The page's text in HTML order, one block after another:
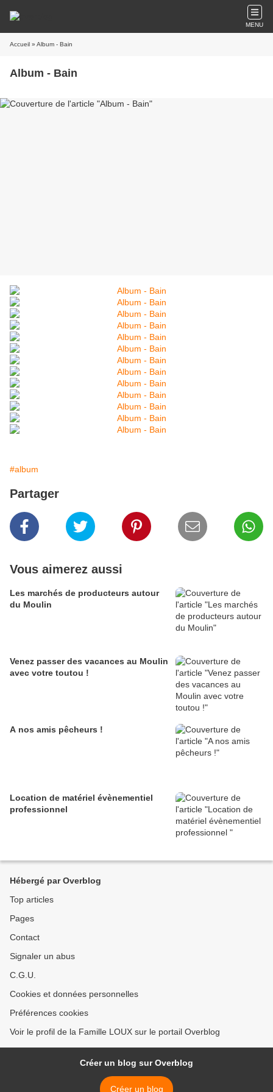
MENU
Accueil » Album - Bain
Album - Bain
#album
Partager
Vous aimerez aussi
Les marchés de producteurs autour
du Moulin
Venez passer des vacances au Moulin
avec votre toutou !
A nos amis pêcheurs !
Location de matériel évènementiel
professionnel
Hébergé par Overblog
Top articles
Pages
Contact
Signaler un abus
C.G.U.
Cookies et données personnelles
Préférences cookies
Voir le profil de la Famille LOUX sur le portail Overblog
Créer un blog sur Overblog
Créer un blog